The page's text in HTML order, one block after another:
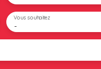
-
Vous souhaitez